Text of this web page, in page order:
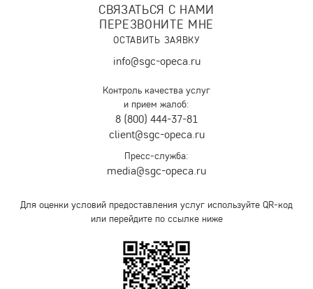
СВЯЗАТЬСЯ С НАМИ
ПЕРЕЗВОНИТЕ МНЕ
ОСТАВИТЬ ЗАЯВКУ
info@sgc-opeca.ru
Контроль качества услуг
и прием жалоб:
8 (800) 444-37-81
client@sgc-opeca.ru
Пресс-служба:
media@sgc-opeca.ru
Для оценки условий предоставления услуг используйте QR-код
или перейдите по ссылке ниже